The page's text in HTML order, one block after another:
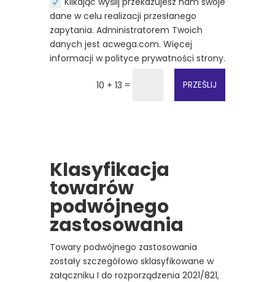
dane w celu realizacji przesłanego
zapytania. Administratorem Twoich
danych jest acwega.com. Więcej
informacji w polityce prywatności strony.
10 + 13 = PRZEŚLIJ
Klasyfikacja
towarów
podwójnego
zastosowania
Towary podwójnego zastosowania
zostały szczegółowo sklasyfikowane w
załączniku I do rozporządzenia 2021/821,